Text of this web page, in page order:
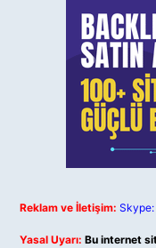
Reklam ve İletişim:
Yasal Uyarı: Bu internet